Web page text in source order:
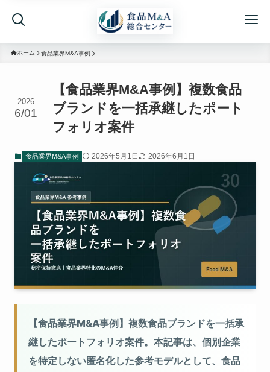
ホーム 食品業界M&A事例
【食品業界M&A事例】複数食品
ブランドを一括承継したポート
フォリオ案件
2026
6/01
食品業界M&A事例 2026年5月1日 2026年6月1日
【食品業界M&A事例】複数食品ブランドを一括承
継したポートフォリオ案件。本記事は、個別企業
を特定しない匿名化した参考モデルとして、食品